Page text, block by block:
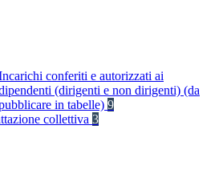
conferiti e autorizzati ai
(dirigenti e non dirigenti) (da
in tabelle) 9
collettiva 3